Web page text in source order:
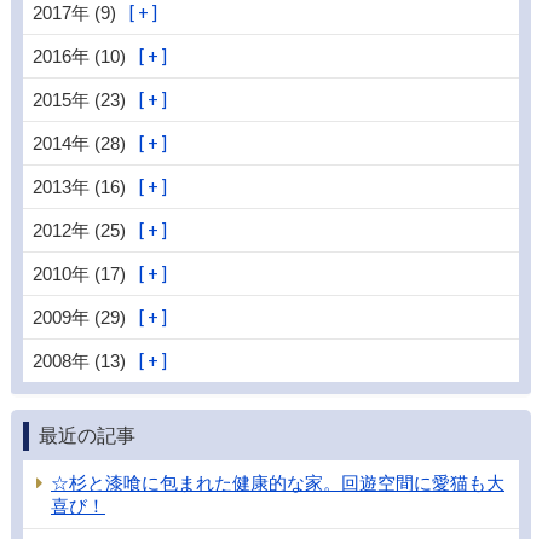
2017年 (9)
2016年 (10)
2015年 (23)
2014年 (28)
2013年 (16)
2012年 (25)
2010年 (17)
2009年 (29)
2008年 (13)
最近の記事
☆杉と漆喰に包まれた健康的な家。回遊空間に愛猫も大
喜び！